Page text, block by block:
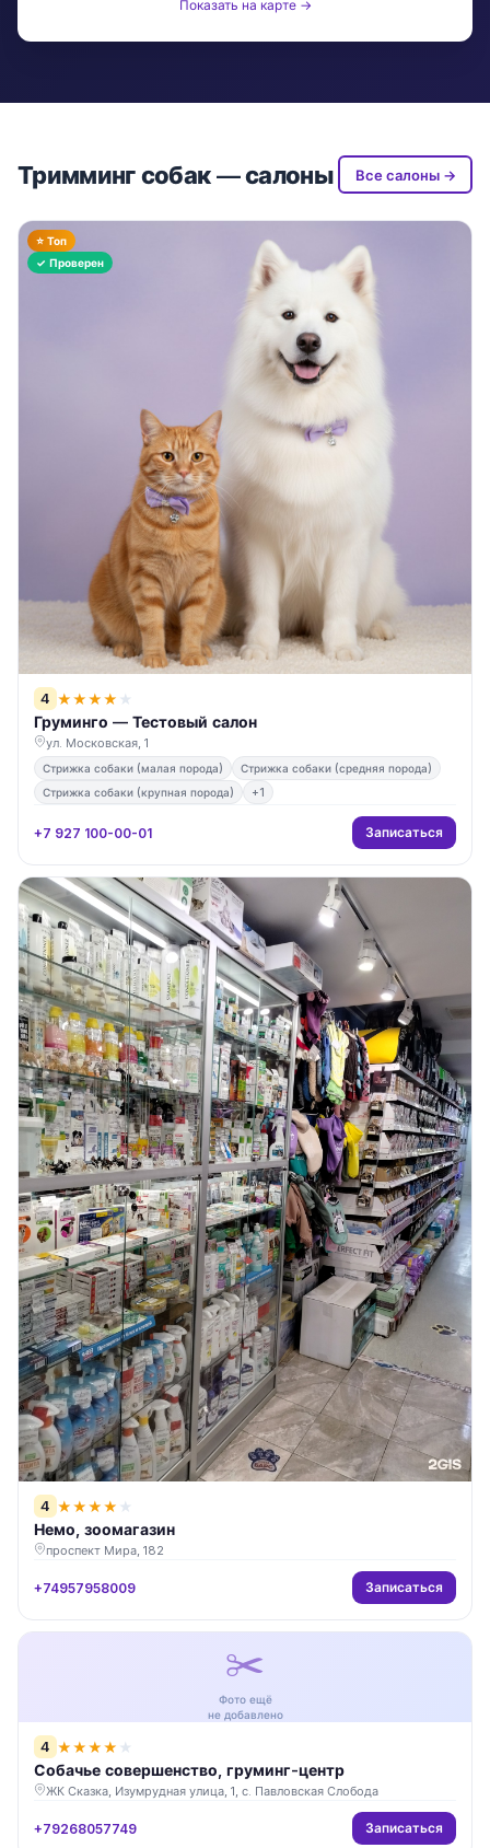
Показать на карте →
Тримминг собак — салоны Все салоны →
⭐ Топ
✓ Проверен
4 ★★★★ ★
Груминго — Тестовый салон
ул. Московская, 1
Стрижка собаки (малая порода)
Стрижка собаки (средняя порода)
Стрижка собаки (крупная порода)
+1
+7 927 100-00-01 Записаться
4 ★★★★ ★
Немо, зоомагазин
проспект Мира, 182
+74957958009 Записаться
✂️
Фото ещё
не добавлено
4 ★★★★ ★
Собачье совершенство, груминг-центр
ЖК Сказка, Изумрудная улица, 1, с. Павловская Слобода
+79268057749 Записаться